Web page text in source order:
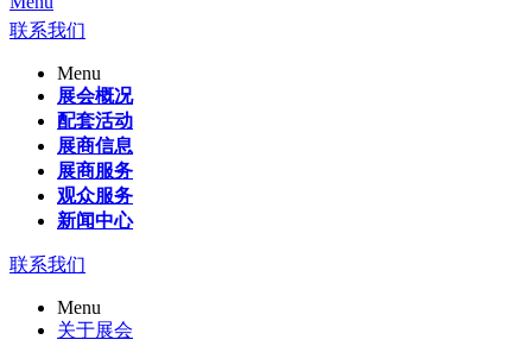
联系我们
Menu
展会概况
配套活动
展商信息
展商服务
观众服务
新闻中心
联系我们
Menu
关于展会